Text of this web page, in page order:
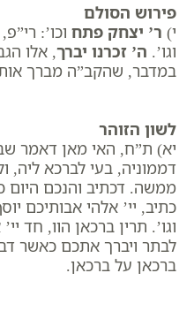
פירוש הסולם
י) ר’ יצחק פתח וכו’:
וגו’. ה’ זכרנו יברך, אלו
במדבר, שהקב”ה מברך
לשון הזוהר
יא) ת”ח, האי מאן דאמר
דממוניה, בעי לברכא ליה,
ממשה. דכתיב והנכם היום
כתיב, יי’ אלהי אבותיכם
וגו’. תרין ברכאן הוו, חד
לבתר ויברך אתכם כאשר
ברכאן על ברכאן.